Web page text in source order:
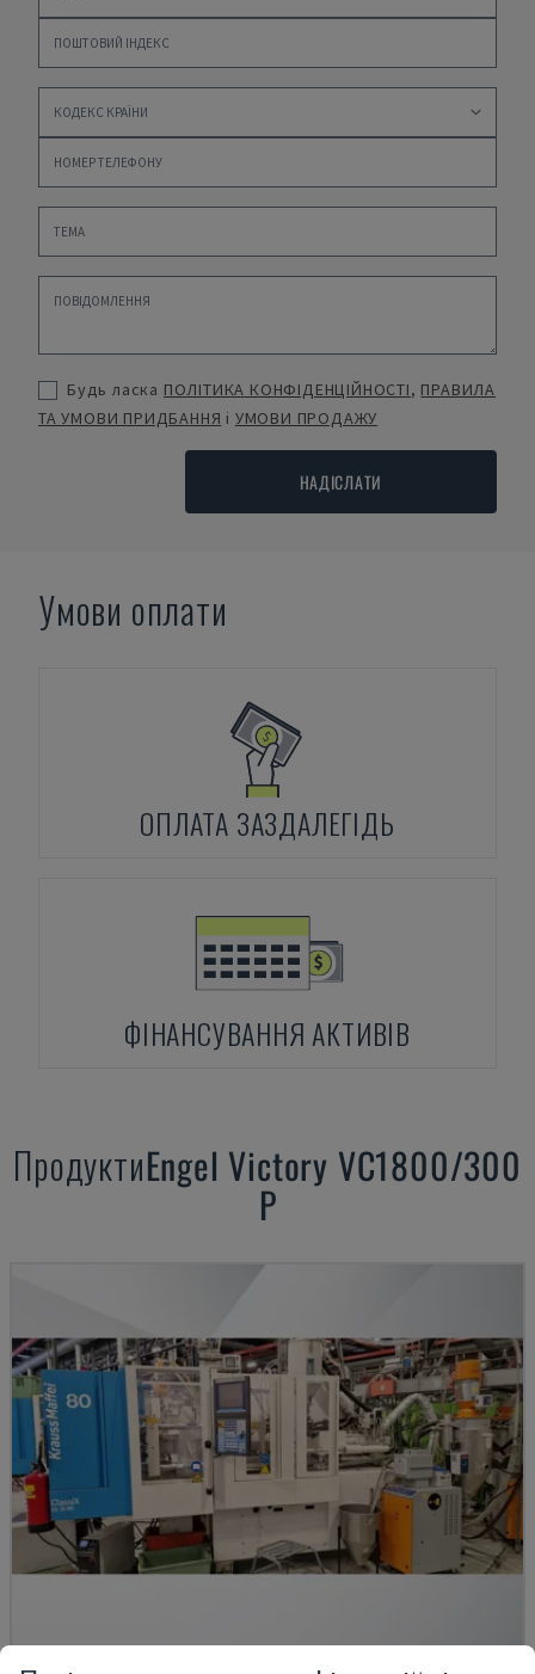
Будь ласка ПОЛІТИКА КОНФІДЕНЦІЙНОСТІ, ПРАВИЛА
ТА УМОВИ ПРИДБАННЯ і УМОВИ ПРОДАЖУ
НАДІСЛАТИ
Умови оплати
ОПЛАТА ЗАЗДАЛЕГІДЬ
ФІНАНСУВАННЯ АКТИВІВ
ПродуктиEngel Victory VC1800/300
P